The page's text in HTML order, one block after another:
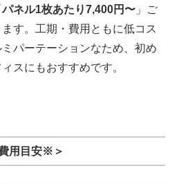
パネル1枚あたり7,400円〜 」ご
す。工期・費用ともに低コス
パーテーションなため、初め
スにもおすすめです。
用目安※＞